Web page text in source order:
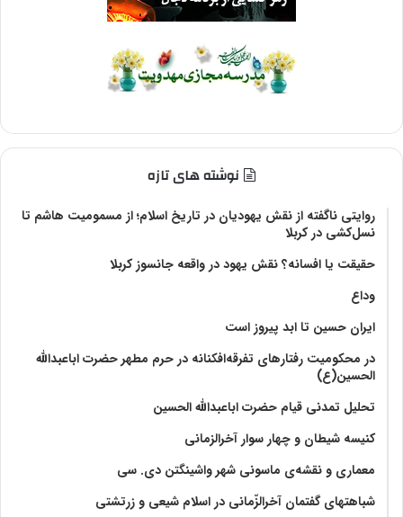
نوشته های تازه
روایتی ناگفته از نقش یهودیان در تاریخ اسلام؛ از مسمومیت هاشم تا
نسل‌کشی در کربلا
حقیقت یا افسانه؟‌ نقش یهود در واقعه جانسوز کربلا
وداع
ایران حسین تا ابد پیروز است
در محکومیت رفتارهای تفرقه‌افکنانه در حرم مطهر حضرت اباعبدالله
الحسین(ع)
تحلیل تمدنی قیام حضرت اباعبدالله الحسین
کنیسه شیطان و چهار سوار آخرالزمانی
معماری و نقشه‌ی ماسونی شهر واشينگتن دی. سی
شباهتهای گفتمان آخر‌الزّمانی در اسلام شیعی و زرتشتی